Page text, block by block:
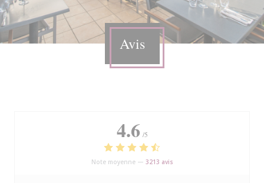
Avis
4.6 /5
Note moyenne — 3213 avis